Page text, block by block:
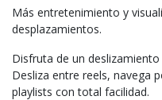
Más entretenimiento y
desplazamientos.
Disfruta de un
Desliza entre reels, navega
playlists con total facilidad.